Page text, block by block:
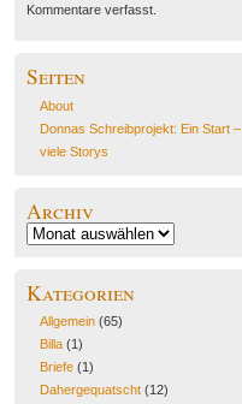
Kommentare verfasst.
Seiten
About
Donnas Schreibprojekt: Ein Start –
viele Storys
Archiv
Archiv
Kategorien
Allgemein(65)
Billa(1)
Briefe(1)
Dahergequatscht(12)